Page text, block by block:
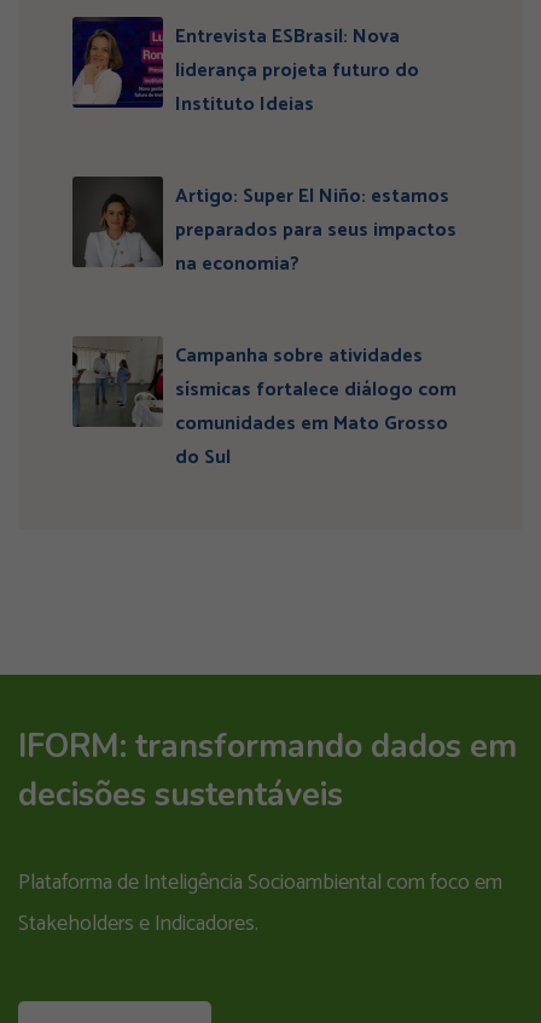
Entrevista ESBrasil: Nova
liderança projeta futuro do
Instituto Ideias
Artigo: Super El Niño: estamos
preparados para seus impactos
na economia?
Campanha sobre atividades
sísmicas fortalece diálogo com
comunidades em Mato Grosso
do Sul
IFORM: transformando dados em
decisões sustentáveis
Plataforma de Inteligência Socioambiental com foco em
Stakeholders e Indicadores.